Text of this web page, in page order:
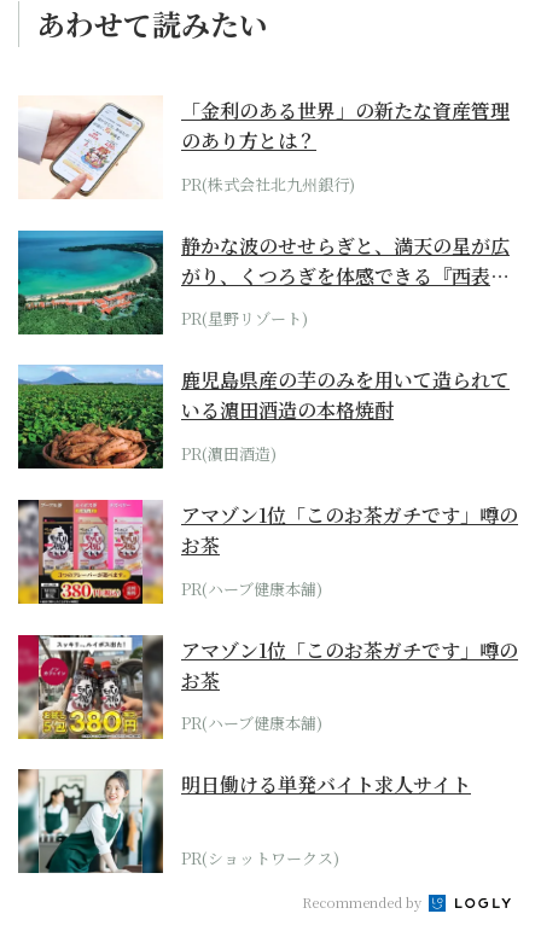
あわせて読みたい
「金利のある世界」の新たな資産管理
のあり方とは？
PR(株式会社北九州銀行)
静かな波のせせらぎと、満天の星が広
がり、くつろぎを体感できる『西表島
ホテル by...
PR(星野リゾート)
鹿児島県産の芋のみを用いて造られて
いる濵田酒造の本格焼酎
PR(濵田酒造)
アマゾン1位「このお茶ガチです」噂の
お茶
PR(ハーブ健康本舗)
アマゾン1位「このお茶ガチです」噂の
お茶
PR(ハーブ健康本舗)
明日働ける単発バイト求人サイト
PR(ショットワークス)
Recommended by